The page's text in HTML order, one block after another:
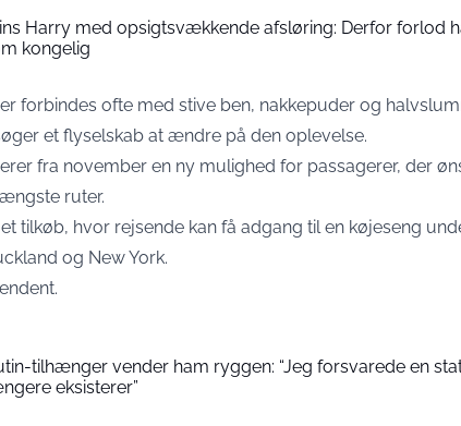
Harry med opsigtsvækkende afsløring: Derfor forlod
kongelig
forbindes ofte med stive ben, nakkepuder og
et flyselskab at ændre på den oplevelse.
fra november en ny mulighed for passagerer, der
ruter.
tilkøb, hvor rejsende kan få adgang til en køjeseng
og New York.
.
tilhænger vender ham ryggen: “Jeg forsvarede en
eksisterer”